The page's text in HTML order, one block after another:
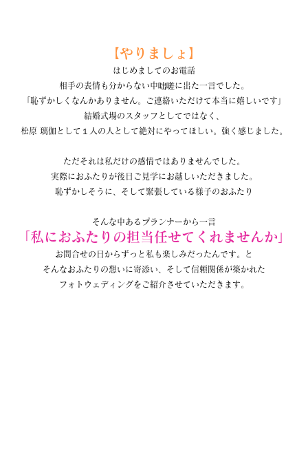
【やりましょ】
はじめましてのお電話
相手の表情も分からない中咄嗟に出た一言でした。
「恥ずかしくなんかありません。ご連絡いただけて本当に嬉しいです」
結婚式場のスタッフとしてではなく、
松原 璃伽として１人の人として絶対にやってほしい。強く感じました。
ただそれは私だけの感情ではありませんでした。
実際におふたりが後日ご見学にお越しいただきました。
恥ずかしそうに、そして緊張している様子のおふたり
そんな中あるプランナーから一言
「私におふたりの担当任せてくれませんか」
お問合せの日からずっと私も楽しみだったんです。と
そんなおふたりの想いに寄添い、そして信頼関係が築かれた
フォトウェディングをご紹介させていただきます。